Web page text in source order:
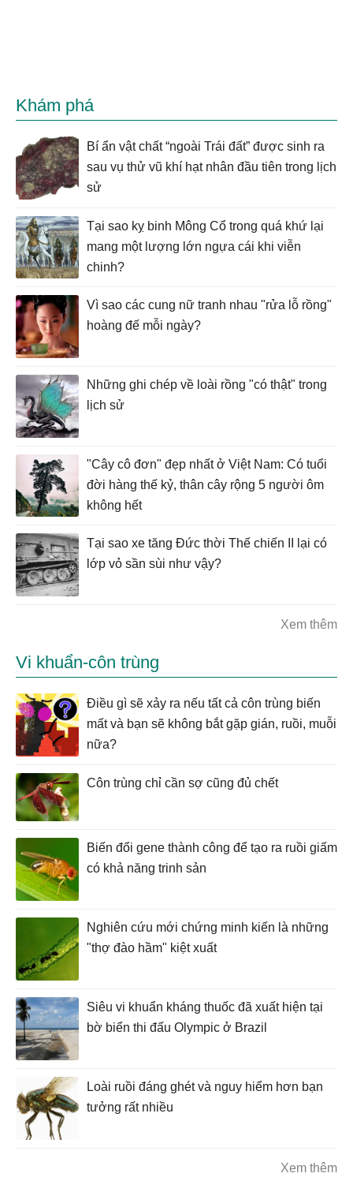
Khám phá
Bí ẩn vật chất “ngoài Trái đất” được sinh ra
sau vụ thử vũ khí hạt nhân đầu tiên trong lịch
sử
Tại sao kỵ binh Mông Cổ trong quá khứ lại
mang một lượng lớn ngựa cái khi viễn
chinh?
Vì sao các cung nữ tranh nhau "rửa lỗ rồng"
hoàng đế mỗi ngày?
Những ghi chép về loài rồng "có thật" trong
lịch sử
"Cây cô đơn" đẹp nhất ở Việt Nam: Có tuổi
đời hàng thế kỷ, thân cây rộng 5 người ôm
không hết
Tại sao xe tăng Đức thời Thế chiến II lại có
lớp vỏ sần sùi như vậy?
Xem thêm
Vi khuẩn-côn trùng
Điều gì sẽ xảy ra nếu tất cả côn trùng biến
mất và bạn sẽ không bắt gặp gián, ruồi, muỗi
nữa?
Côn trùng chỉ cần sợ cũng đủ chết
Biến đổi gene thành công để tạo ra ruồi giấm
có khả năng trinh sản
Nghiên cứu mới chứng minh kiến là những
"thợ đào hầm" kiệt xuất
Siêu vi khuẩn kháng thuốc đã xuất hiện tại
bờ biển thi đấu Olympic ở Brazil
Loài ruồi đáng ghét và nguy hiểm hơn bạn
tưởng rất nhiều
Xem thêm